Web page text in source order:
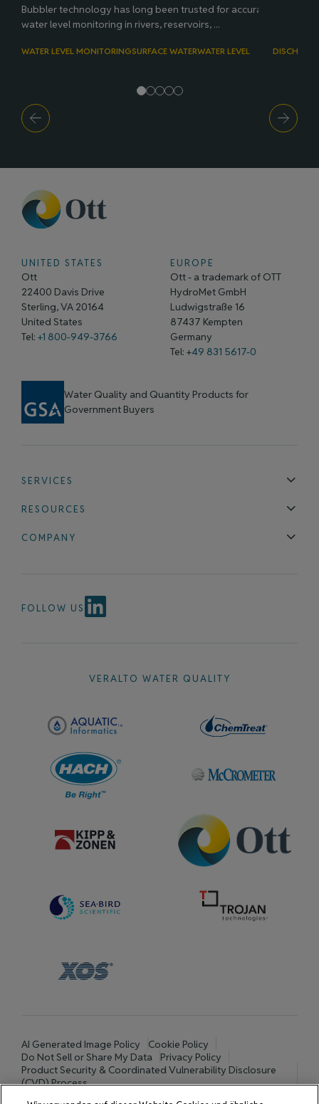
Bubbler technology has long been trusted for accurate
water level monitoring in rivers, reservoirs, ...
WATER LEVEL MONITORINGSURFACE WATERWATER LEVEL
UNITED STATES
Ott
22400 Davis Drive
Sterling, VA 20164
United States
Tel: +1 800-949-3766
EUROPE
Ott - a trademark of OTT
HydroMet GmbH
Ludwigstraße 16
87437 Kempten
Germany
Tel: +49 831 5617-0
Water Quality and Quantity Products for
Government Buyers
SERVICES
RESOURCES
COMPANY
FOLLOW US
VERALTO WATER QUALITY
AI Generated Image Policy
Cookie Policy
Do Not Sell or Share My Data
Privacy Policy
Product Security & Coordinated Vulnerability Disclosure
(CVD) Process